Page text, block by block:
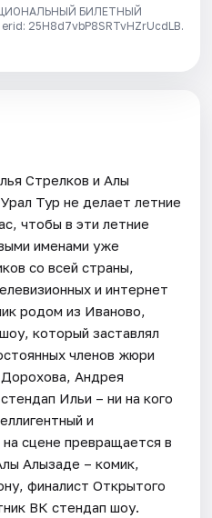
БИЛЕТНЫЙ
25H8d7vbP8SRTvHZrUcdLB.
Стрелков и Алы
Тур не делает летние
чтобы в эти летние
именами уже
со всей страны,
и интернет
родом из Иваново,
который заставлял
членов жюри
Андрея
Ильи – ни на кого
и
сцене превращается в
Алызаде – комик,
финалист Открытого
ВК стендап шоу.